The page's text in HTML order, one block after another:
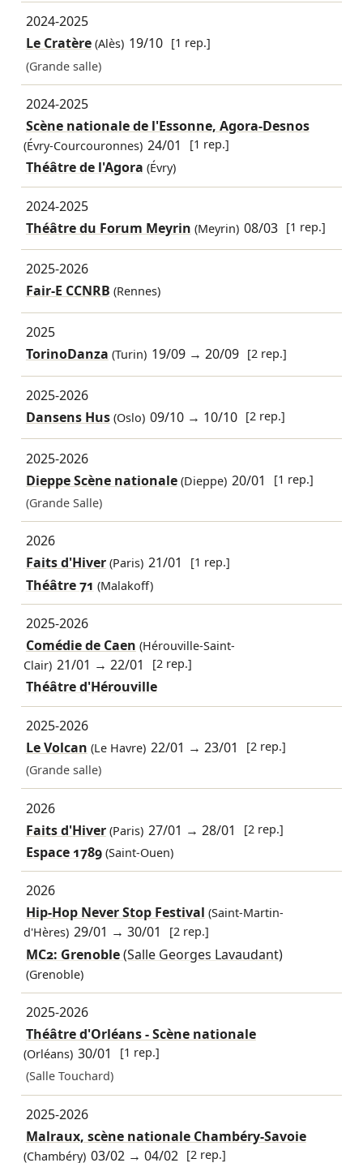
2024-2025
Le Cratère(Alès) 19/10 [1 rep.]
(Grande salle)
2024-2025
Scène nationale de l'Essonne, Agora-Desnos
(Évry-Courcouronnes) 24/01 [1 rep.]
Théâtre de l'Agora (Évry)
2024-2025
Théâtre du Forum Meyrin (Meyrin) 08/03 [1 rep.]
2025-2026
Fair-E CCNRB (Rennes)
2025
TorinoDanza (Turin) 19/09 →20/09 [2 rep.]
2025-2026
Dansens Hus(Oslo) 09/10 → 10/10 [2 rep.]
2025-2026
Dieppe Scène nationale(Dieppe) 20/01
[1 rep.]
(Grande Salle)
2026
Faits d'Hiver(Paris) 21/01 [1 rep.]
Théâtre 71 (Malakoff)
2025-2026
Comédie de Caen (Hérouville-Saint-
Clair) 21/01 →22/01 [2 rep.]
Théâtre d'Hérouville
2025-2026
Le Volcan (Le Havre) 22/01 →23/01
[2 rep.]
(Grande salle)
2026
Faits d'Hiver(Paris) 27/01 →28/01 [2 rep.]
Espace 1789 (Saint-Ouen)
2026
Hip-Hop Never Stop Festival (Saint-Martin-
d'Hères) 29/01 →30/01 [2 rep.]
MC2: Grenoble(Salle Georges Lavaudant)
(Grenoble)
2025-2026
Théâtre d'Orléans - Scène nationale
(Orléans) 30/01
[1 rep.]
(Salle Touchard)
2025-2026
Malraux, scène nationale Chambéry-Savoie
(Chambéry) 03/02 →04/02 [2 rep.]